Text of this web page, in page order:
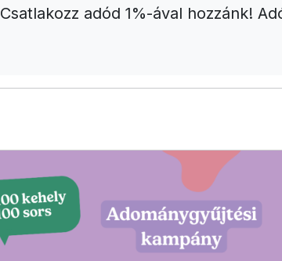
Csatlakozz adód 1%-ával hozzánk!